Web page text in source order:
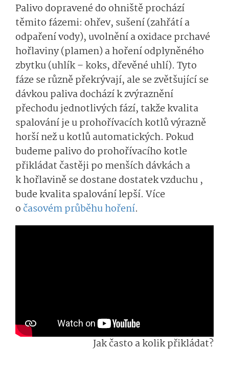
Palivo dopravené do ohniště prochází
těmito fázemi: ohřev, sušení (zahřátí a
odpaření vody), uvolnění a oxidace prchavé
hořlaviny (plamen) a hoření odplyněného
zbytku (uhlík – koks, dřevěné uhlí). Tyto
fáze se různě překrývají, ale se zvětšující se
dávkou paliva dochází k zvýraznění
přechodu jednotlivých fází, takže kvalita
spalování je u prohořívacích kotlů výrazně
horší než u kotlů automatických. Pokud
budeme palivo do prohořívacího kotle
přikládat častěji po menších dávkách a
k hořlavině se dostane dostatek vzduchu ,
bude kvalita spalování lepší. Více
o časovém průběhu hoření.
Jak často a kolik přikládat?